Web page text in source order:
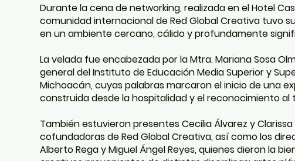
Durante la cena de networking, realizada en el Hotel
comunidad internacional de Red Global Creativa tuvo
en un ambiente cercano, cálido y profundamente
La velada fue encabezada por la Mtra. Mariana Sosa
general del Instituto de Educación Media Superior y
Michoacán, cuyas palabras marcaron el inicio de una
construida desde la hospitalidad y el reconocimiento al
También estuvieron presentes Cecilia Álvarez y Clarissa
cofundadoras de Red Global Creativa, así como los
Alberto Rega y Miguel Ángel Reyes, quienes dieron la